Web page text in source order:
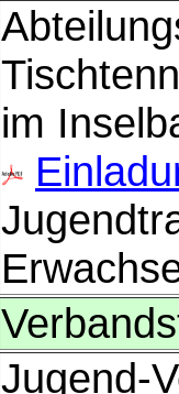
im
Jugend-